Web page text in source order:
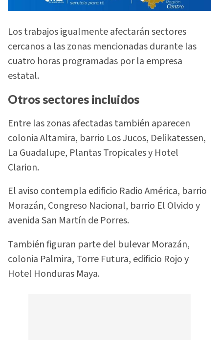
Los trabajos igualmente afectarán sectores
cercanos a las zonas mencionadas durante las
cuatro horas programadas por la empresa
estatal.
Otros sectores incluidos
Entre las zonas afectadas también aparecen
colonia Altamira, barrio Los Jucos, Delikatessen,
La Guadalupe, Plantas Tropicales y Hotel
Clarion.
El aviso contempla edificio Radio América, barrio
Morazán, Congreso Nacional, barrio El Olvido y
avenida San Martín de Porres.
También figuran parte del bulevar Morazán,
colonia Palmira, Torre Futura, edificio Rojo y
Hotel Honduras Maya.